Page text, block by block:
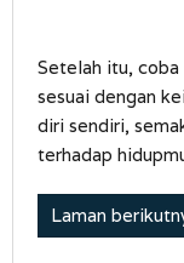
Setelah itu, coba
sesuai dengan
diri sendiri,
terhadap
Laman